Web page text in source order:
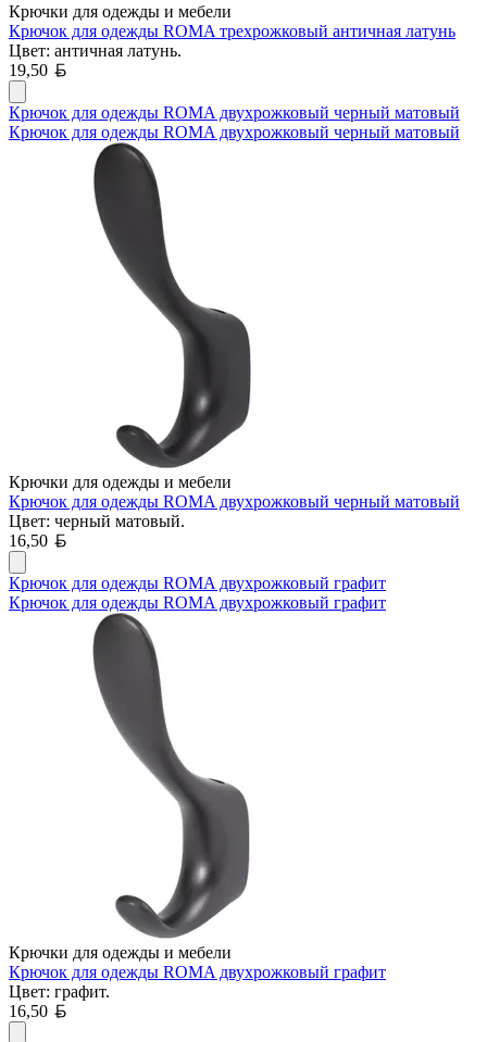
Крючки для одежды и мебели
Крючок для одежды ROMA трехрожковый античная латунь
Цвет: античная латунь.
19,50
Крючок для одежды ROMA двухрожковый черный матовый
Крючок для одежды ROMA двухрожковый черный матовый
Крючки для одежды и мебели
Крючок для одежды ROMA двухрожковый черный матовый
Цвет: черный матовый.
16,50
Крючок для одежды ROMA двухрожковый графит
Крючок для одежды ROMA двухрожковый графит
Крючки для одежды и мебели
Крючок для одежды ROMA двухрожковый графит
Цвет: графит.
16,50